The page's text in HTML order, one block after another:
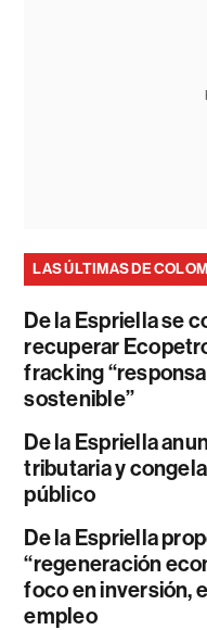
LAS ÚLTIMAS DE
De la Espriella se
recuperar
fracking
sostenible”
De la Espriella
tributaria y
público
De la Espriella
“regeneración
foco en inversión,
empleo